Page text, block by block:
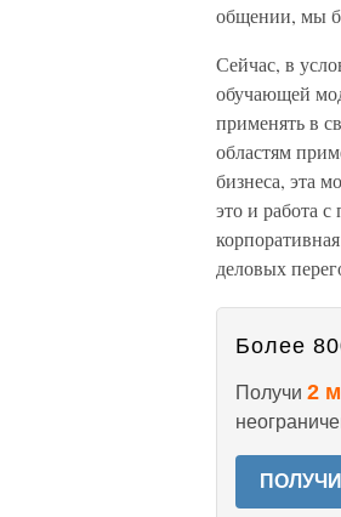
общении, мы
Сейчас, в
обучающей
применять в
областям
бизнеса, эта
это и работа
деловых
Более
Получи 2